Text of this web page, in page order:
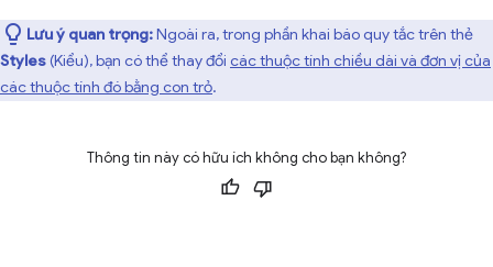
Lưu ý quan trọng:Ngoài ra, trong phần khai báo quy tắc trên thẻ
Styles(Kiểu), bạn có thể thay đổi các thuộc tính chiều dài và đơn vị của
các thuộc tính đó bằng con trỏ.
Thông tin này có hữu ích không cho bạn không?